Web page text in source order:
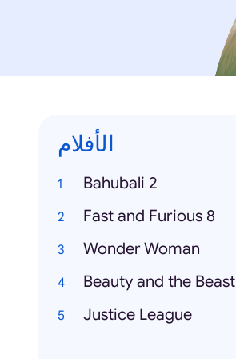
الأفلام
Bahubali 2
Fast and Furious 8
Wonder Woman
Beauty and the Beast
Justice League